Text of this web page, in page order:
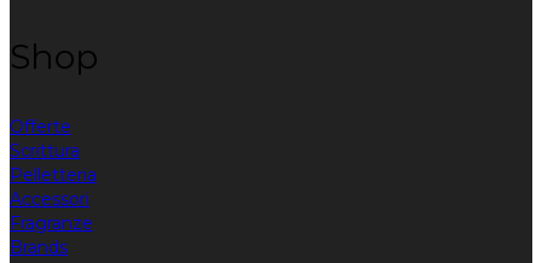
Shop
Offerte
Scrittura
Pelletteria
Accessori
Fragranze
Brands